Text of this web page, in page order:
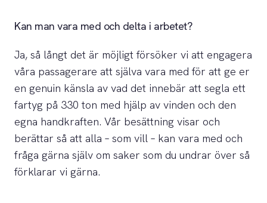
Kan man vara med och delta i arbetet?
Ja, så långt det är möjligt försöker vi att engagera
våra passagerare att själva vara med för att ge er
en genuin känsla av vad det innebär att segla ett
fartyg på 330 ton med hjälp av vinden och den
egna handkraften. Vår besättning visar och
berättar så att alla – som vill – kan vara med och
fråga gärna själv om saker som du undrar över så
förklarar vi gärna.